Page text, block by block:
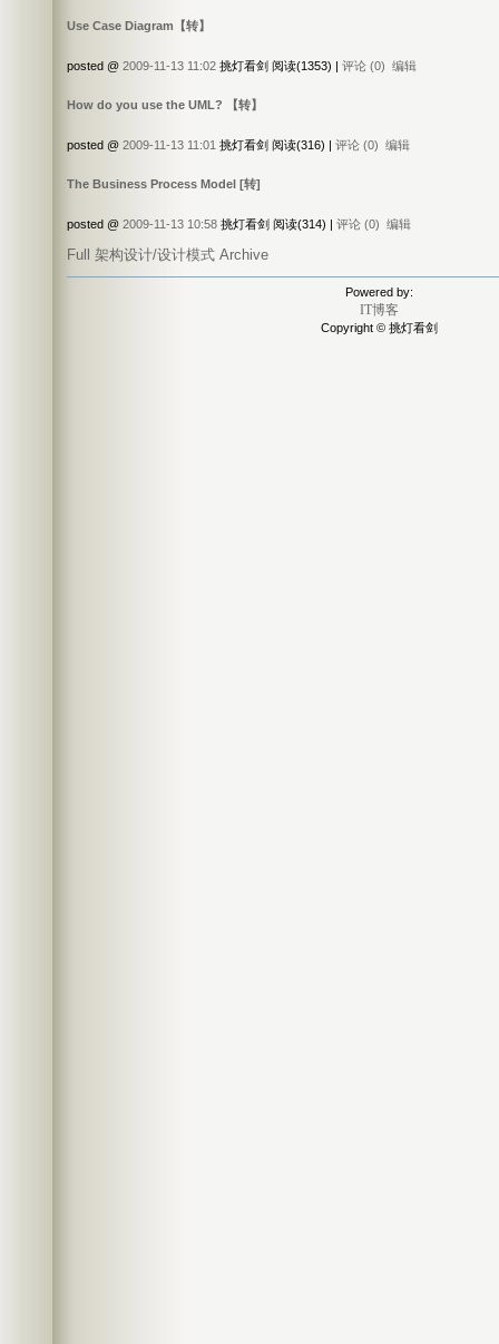
Use Case Diagram【转】
posted @ 2009-11-13 11:02 挑灯看剑 阅读(1353) | 评论 (0) 编辑
How do you use the UML? 【转】
posted @ 2009-11-13 11:01 挑灯看剑 阅读(316) | 评论 (0) 编辑
The Business Process Model [转]
posted @ 2009-11-13 10:58 挑灯看剑 阅读(314) | 评论 (0) 编辑
Full 架构设计/设计模式 Archive
Powered by:
IT博客
Copyright © 挑灯看剑